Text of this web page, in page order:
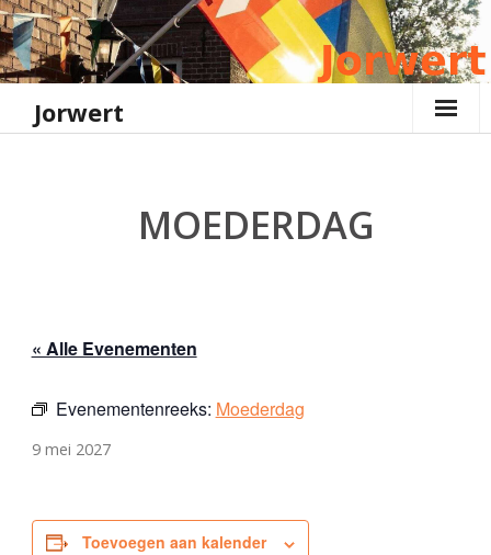
Ga
naar
de
Jorwert
MOEDERDAG
« Alle Evenementen
Evenementenreeks: Moederdag
9 mei 2027
Toevoegen aan kalender